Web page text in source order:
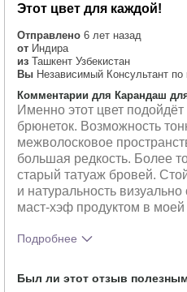
Этот цвет для каждой!
Отправлено 6 лет назад
от Индира
из Ташкент Узбекистан
Вы Независимый Консультант по
Комментарии для Карандаш
Именно этот цвет
брюнеток. Возможность
межволосковое
большая редкость. Более
старый татуаж бровей.
и натуральность
маст-хэф продуктом в моей
Подробнее
продукта?
Был ли этот отзыв